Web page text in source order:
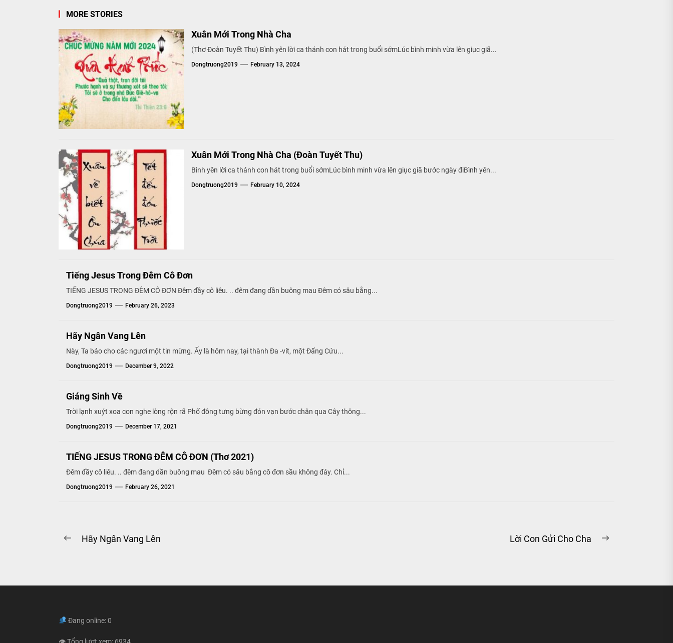
MORE STORIES
Xuân Mới Trong Nhà Cha
(Thơ Đoàn Tuyết Thu) Bình yên lời ca thánh con hát trong buổi sớmLúc bình minh vừa lên giục giã...
Dongtruong2019 February 13, 2024
Xuân Mới Trong Nhà Cha (Đoàn Tuyết Thu)
Bình yên lời ca thánh con hát trong buổi sớmLúc bình minh vừa lên giục giã bước ngày điBình yên...
Dongtruong2019 February 10, 2024
Tiếng Jesus Trong Đêm Cô Đơn
TIẾNG JESUS TRONG ĐÊM CÔ ĐƠN Đêm đầy cô liêu. .. đêm đang dần buông mau Đêm có sâu bằng...
Dongtruong2019 February 26, 2023
Hãy Ngân Vang Lên
Này, Ta báo cho các ngươi một tin mừng. Ấy là hôm nay, tại thành Đa -vít, một Đấng Cứu...
Dongtruong2019 December 9, 2022
Giáng Sinh Về
Trời lạnh xuýt xoa con nghe lòng rộn rã Phố đông tưng bừng đón vạn bước chân qua Cây thông...
Dongtruong2019 December 17, 2021
TIẾNG JESUS TRONG ĐÊM CÔ ĐƠN (Thơ 2021)
Đêm đầy cô liêu. .. đêm đang dần buông mau Đêm có sâu bằng cô đơn sầu không đáy. Chỉ...
Dongtruong2019 February 26, 2021
Post
Previous
Hãy Ngân Vang Lên Lời Con Gửi Cho Cha
Đang online: 0
👁 Tổng lượt xem: 6934